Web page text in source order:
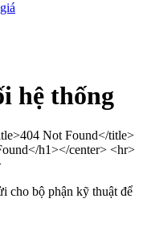
hệ thống
Not Found</title>
h1></center> <hr>
cho bộ phận kỹ thuật để